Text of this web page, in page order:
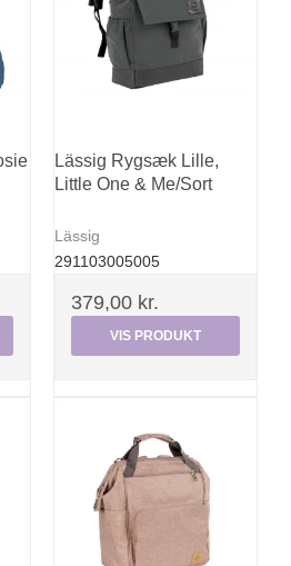
Lässig Rygsæk Lille,
Little One & Me/Sort
Lässig
291103005005
379,00 kr.
VIS PRODUKT